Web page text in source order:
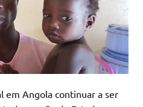
em Angola continuar a ser